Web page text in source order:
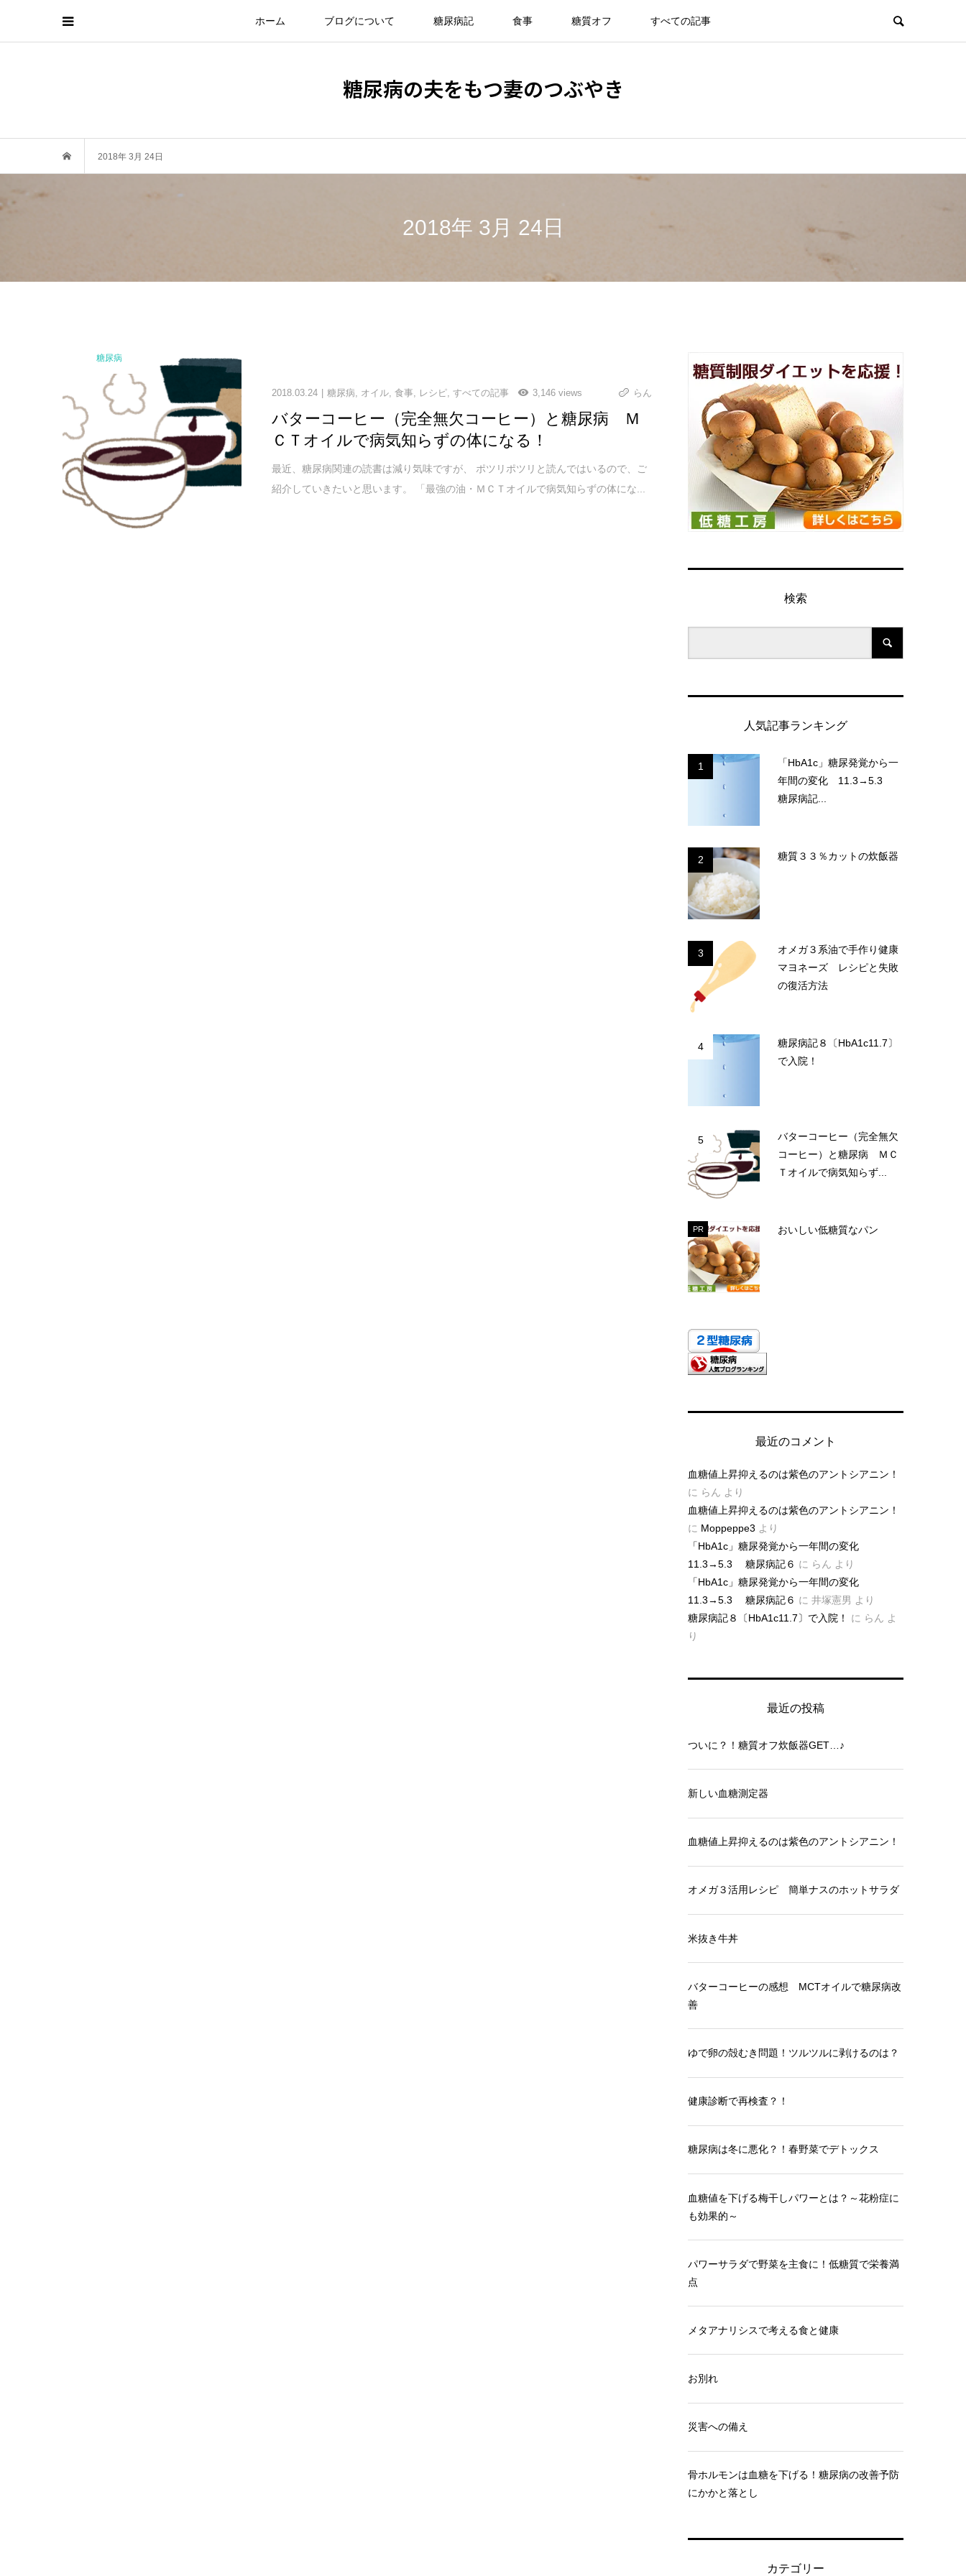
ホーム ブログについて 糖尿病記 食事 糖質オフ すべての記事
糖尿病の夫をもつ妻のつぶやき
2018年 3月 24日
2018年 3月 24日
糖尿病
2018.03.24 糖尿病, オイル,食事, レシピ,すべての記事 3,146 views らん
バターコーヒー（完全無欠コーヒー）と糖尿病 Ｍ
ＣＴオイルで病気知らずの体になる！
最近、糖尿病関連の読書は減り気味ですが、 ポツリポツリと読んではいるので、ご
紹介していきたいと思います。 「最強の油・ＭＣＴオイルで病気知らずの体にな...
検索
人気記事ランキング
1
「HbA1c」糖尿発覚から一
年間の変化 11.3→5.3
糖尿病記...
2 糖質３３％カットの炊飯器
3
オメガ３系油で手作り健康
マヨネーズ レシピと失敗
の復活方法
4
糖尿病記８〔HbA1c11.7〕
で入院！
5
バターコーヒー（完全無欠
コーヒー）と糖尿病 ＭＣ
Ｔオイルで病気知らず...
PR おいしい低糖質なパン
最近のコメント
血糖値上昇抑えるのは紫色のアントシアニン！
に らん より
血糖値上昇抑えるのは紫色のアントシアニン！
に Moppeppe3 より
「HbA1c」糖尿発覚から一年間の変化
11.3→5.3 糖尿病記６ に らん より
「HbA1c」糖尿発覚から一年間の変化
11.3→5.3 糖尿病記６ に 井塚憲男 より
糖尿病記８〔HbA1c11.7〕で入院！
に らん よ
り
最近の投稿
ついに？！糖質オフ炊飯器GET…♪
新しい血糖測定器
血糖値上昇抑えるのは紫色のアントシアニン！
オメガ３活用レシピ 簡単ナスのホットサラダ
米抜き牛丼
バターコーヒーの感想 MCTオイルで糖尿病改
善
ゆで卵の殻むき問題！ツルツルに剥けるのは？
健康診断で再検査？！
糖尿病は冬に悪化？！春野菜でデトックス
血糖値を下げる梅干しパワーとは？～花粉症に
も効果的～
パワーサラダで野菜を主食に！低糖質で栄養満
点
メタアナリシスで考える食と健康
お別れ
災害への備え
骨ホルモンは血糖を下げる！糖尿病の改善予防
にかかと落とし
カテゴリー